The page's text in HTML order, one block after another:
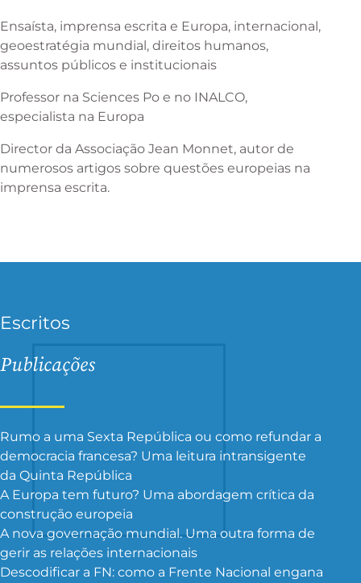
Ensaísta, imprensa escrita e Europa, internacional,
geoestratégia mundial, direitos humanos,
assuntos públicos e institucionais
Professor na Sciences Po e no INALCO,
especialista na Europa
Director da Associação Jean Monnet, autor de
numerosos artigos sobre questões europeias na
imprensa escrita.
Escritos
Publicações
Rumo a uma Sexta República ou como refundar a
democracia francesa? Uma leitura intransigente
da Quinta República
A Europa tem futuro? Uma abordagem crítica da
construção europeia
A nova governação mundial. Uma outra forma de
gerir as relações internacionais
Descodificar a FN: como a Frente Nacional engana